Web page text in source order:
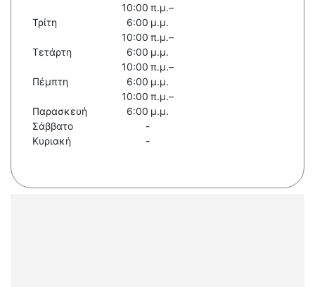
Τρίτη
10:00 π.μ.–
6:00 μ.μ.
Τετάρτη
10:00 π.μ.–
6:00 μ.μ.
Πέμπτη
10:00 π.μ.–
6:00 μ.μ.
Παρασκευή
10:00 π.μ.–
6:00 μ.μ.
Σάββατο
-
Κυριακή
-